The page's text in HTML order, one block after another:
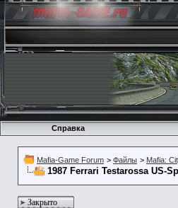
Справка
Mafia-Game Forum > Файлы > Mafia:
1987 Ferrari Testarossa US-
Закрыто